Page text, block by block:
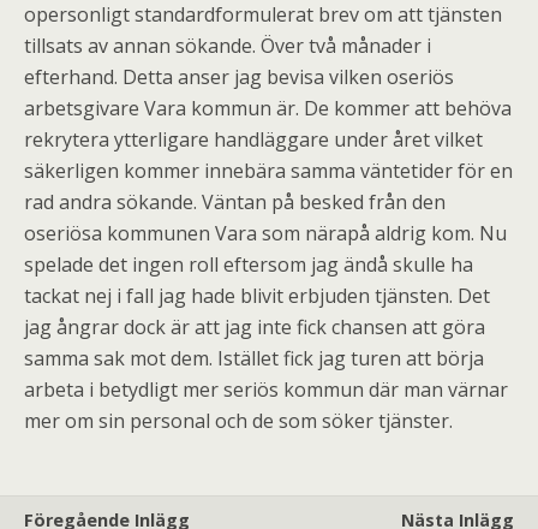
opersonligt standardformulerat brev om att tjänsten
tillsats av annan sökande. Över två månader i
efterhand. Detta anser jag bevisa vilken oseriös
arbetsgivare Vara kommun är. De kommer att behöva
rekrytera ytterligare handläggare under året vilket
säkerligen kommer innebära samma väntetider för en
rad andra sökande. Väntan på besked från den
oseriösa kommunen Vara som närapå aldrig kom. Nu
spelade det ingen roll eftersom jag ändå skulle ha
tackat nej i fall jag hade blivit erbjuden tjänsten. Det
jag ångrar dock är att jag inte fick chansen att göra
samma sak mot dem. Istället fick jag turen att börja
arbeta i betydligt mer seriös kommun där man värnar
mer om sin personal och de som söker tjänster.
Föregående Inlägg Nästa Inlägg